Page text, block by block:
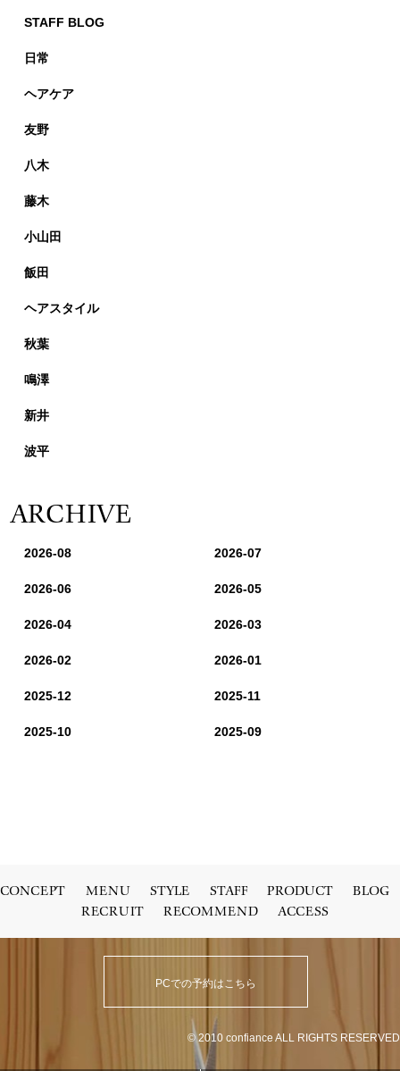
STAFF BLOG
日常
ヘアケア
友野
八木
藤木
小山田
飯田
ヘアスタイル
秋葉
鳴澤
新井
波平
ARCHIVE
2026-08 2026-07
2026-06 2026-05
2026-04 2026-03
2026-02 2026-01
2025-12 2025-11
2025-10 2025-09
CONCEPT MENU STYLE STAFF PRODUCT
BLOG
RECRUIT
RECOMMEND ACCESS
PCでの予約はこちら
© 2010 confiance ALL RIGHTS RESERVED